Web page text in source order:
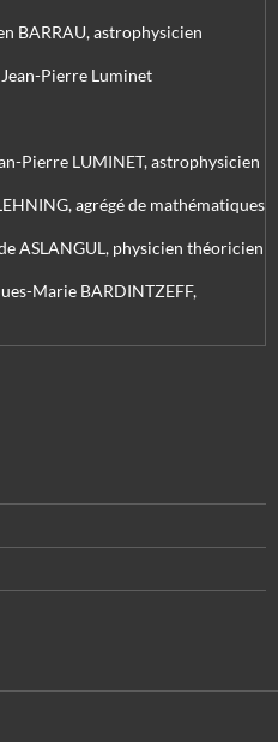
BARRAU, astrophysicien
Pierre Luminet
Pierre LUMINET, astrophysicien
agrégé de mathématiques
ASLANGUL, physicien théoricien
Marie BARDINTZEFF,